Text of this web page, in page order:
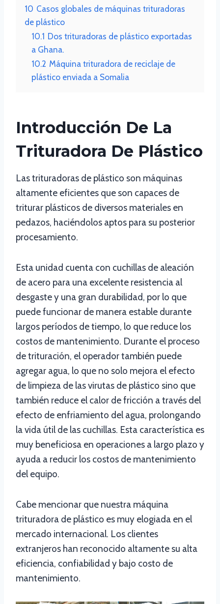
10 Casos globales de máquinas trituradoras
de plástico
10.1 Dos trituradoras de plástico exportadas
a Ghana.
10.2 Máquina trituradora de reciclaje de
plástico enviada a Somalia
Introducción De La
Trituradora De Plástico
Las trituradoras de plástico son máquinas
altamente eficientes que son capaces de
triturar plásticos de diversos materiales en
pedazos, haciéndolos aptos para su posterior
procesamiento.
Esta unidad cuenta con cuchillas de aleación
de acero para una excelente resistencia al
desgaste y una gran durabilidad, por lo que
puede funcionar de manera estable durante
largos períodos de tiempo, lo que reduce los
costos de mantenimiento. Durante el proceso
de trituración, el operador también puede
agregar agua, lo que no solo mejora el efecto
de limpieza de las virutas de plástico sino que
también reduce el calor de fricción a través del
efecto de enfriamiento del agua, prolongando
la vida útil de las cuchillas. Esta característica es
muy beneficiosa en operaciones a largo plazo y
ayuda a reducir los costos de mantenimiento
del equipo.
Cabe mencionar que nuestra máquina
trituradora de plástico es muy elogiada en el
mercado internacional. Los clientes
extranjeros han reconocido altamente su alta
eficiencia, confiabilidad y bajo costo de
mantenimiento.